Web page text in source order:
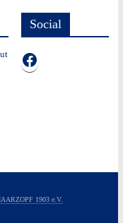
Social
TB auf Facebook
1903 e.V.